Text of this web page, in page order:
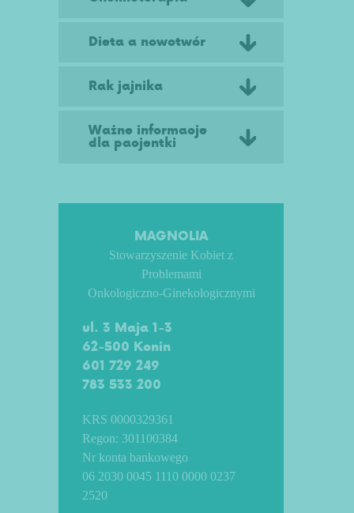
Dieta a nowotwór
Rak jajnika
Ważne informacje
dla pacjentki
MAGNOLIA
Stowarzyszenie Kobiet z
Problemami
Onkologiczno-Ginekologicznymi
ul. 3 Maja 1-3
62-500 Konin
601 729 249
783 533 200
KRS 0000329361
Regon: 301100384
Nr konta bankowego
06 2030 0045 1110 0000 0237
2520